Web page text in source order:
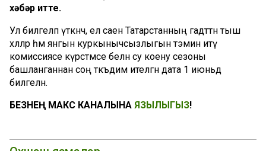
хәбәр итте.
Ул билгеләп үткәнчә, ел саен Татарстанның гадәттән тыш
хәлләр һәм янгын куркынычсызлыгын тәэмин итү
комиссиясе күрсәтмәсе белән су коену сезоны
башланганнан соң тәкъдим ителгән дата 1 июньдә
билгеләнә.
БЕЗНЕҢ МАКС КАНАЛЫНА ЯЗЫЛЫГЫЗ!